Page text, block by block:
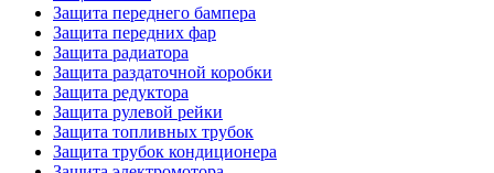
Защита переднего бампера
Защита передних фар
Защита радиатора
Защита раздаточной коробки
Защита редуктора
Защита рулевой рейки
Защита топливных трубок
Защита трубок кондиционера